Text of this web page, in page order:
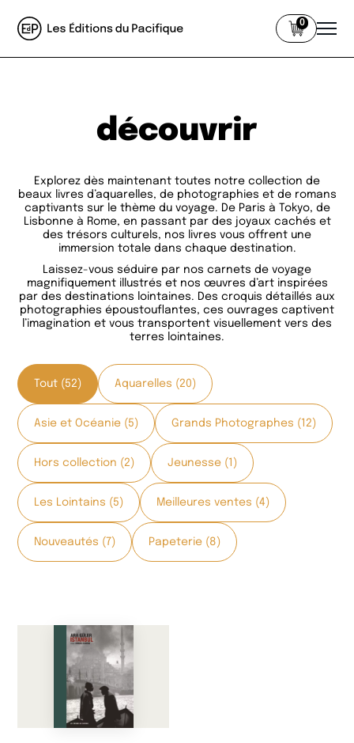
0
découvrir
Explorez dès maintenant toutes notre collection de
beaux livres d’aquarelles, de photographies et de romans
captivants sur le thème du voyage. De Paris à Tokyo, de
Lisbonne à Rome, en passant par des joyaux cachés et
des trésors culturels, nos livres vous offrent une
immersion totale dans chaque destination.
Laissez-vous séduire par nos carnets de voyage
magnifiquement illustrés et nos œuvres d’art inspirées
par des destinations lointaines. Des croquis détaillés aux
photographies époustouflantes, ces ouvrages captivent
l’imagination et vous transportent visuellement vers des
terres lointaines.
Tout (52) Aquarelles (20)
Asie et Océanie (5) Grands Photographes (12)
Hors collection (2) Jeunesse (1)
Les Lointains (5) Meilleures ventes (4)
Nouveautés (7) Papeterie (8)